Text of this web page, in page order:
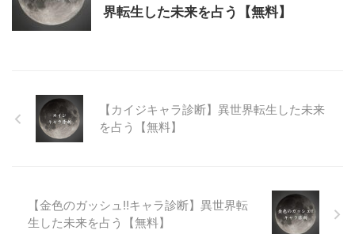
界転生した未来を占う【無料】
【カイジキャラ診断】異世界転生した未来
を占う【無料】
【金色のガッシュ!!キャラ診断】異世界転
生した未来を占う【無料】